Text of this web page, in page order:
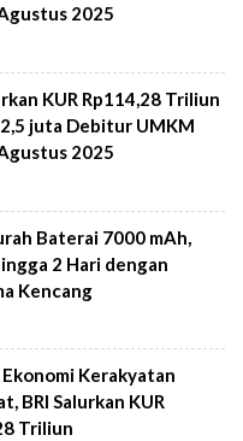
2025
KUR Rp114,28 Triliun
juta Debitur UMKM
2025
Baterai 7000 mAh,
2 Hari dengan
Kencang
Kerakyatan
BRI Salurkan KUR
Triliun